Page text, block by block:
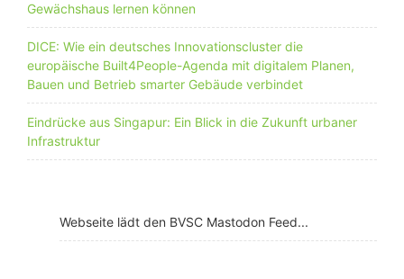
Gewächshaus lernen können
DICE: Wie ein deutsches Innovationscluster die
europäische Built4People-Agenda mit digitalem Planen,
Bauen und Betrieb smarter Gebäude verbindet
Eindrücke aus Singapur: Ein Blick in die Zukunft urbaner
Infrastruktur
Webseite lädt den BVSC Mastodon Feed...